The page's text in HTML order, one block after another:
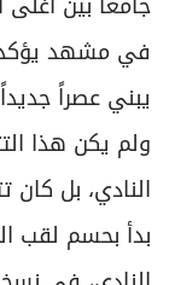
في مشهد يؤكد
يبني عصراً
ولم يكن هذا
النادي، بل
بدأ بحسم لقب